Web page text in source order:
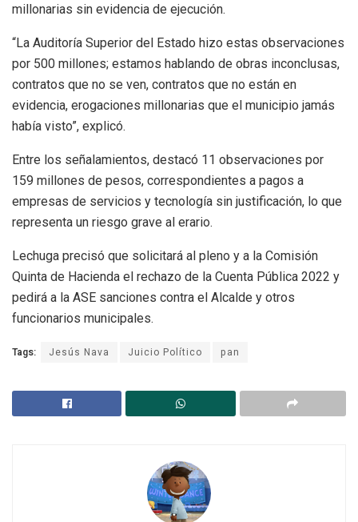
millonarias sin evidencia de ejecución.
“La Auditoría Superior del Estado hizo estas observaciones
por 500 millones; estamos hablando de obras inconclusas,
contratos que no se ven, contratos que no están en
evidencia, erogaciones millonarias que el municipio jamás
había visto”, explicó.
Entre los señalamientos, destacó 11 observaciones por
159 millones de pesos, correspondientes a pagos a
empresas de servicios y tecnología sin justificación, lo que
representa un riesgo grave al erario.
Lechuga precisó que solicitará al pleno y a la Comisión
Quinta de Hacienda el rechazo de la Cuenta Pública 2022 y
pedirá a la ASE sanciones contra el Alcalde y otros
funcionarios municipales.
Tags: Jesús Nava Juicio Político pan